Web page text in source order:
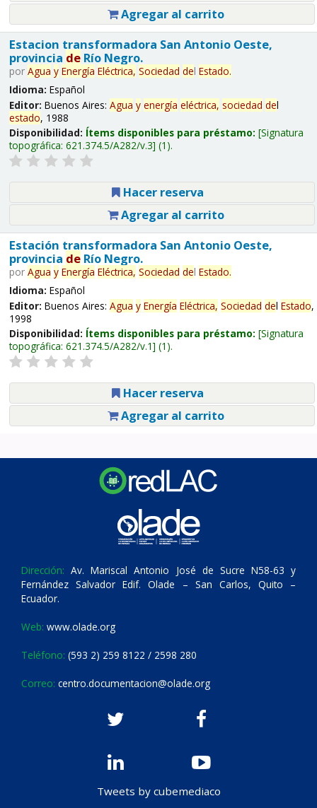
Agregar al carrito
Estacion transformadora San Antonio Oeste,
provincia deRío Negro.
por Agua y Energía Eléctrica, Sociedad del Estado.
Idioma: Español
Editor: Buenos Aires: Agua y energía eléctrica, sociedad del
estado, 1988
Disponibilidad: Ítems disponibles para préstamo: Signatura
topográfica: 621.374.5/A282/v.3 (1).
Hacer reserva
Agregar al carrito
Estación transformadora San Antonio Oeste,
provincia deRío Negro.
por Agua y Energía Eléctrica, Sociedad del Estado.
Idioma: Español
Editor: Buenos Aires: Agua y Energía Eléctrica, Sociedad del Estado,
1998
Disponibilidad: Ítems disponibles para préstamo: Signatura
topográfica: 621.374.5/A282/v.1 (1).
Hacer reserva
Agregar al carrito
Dirección: Av. Mariscal Antonio José de Sucre N58-63 y
Fernández Salvador Edif. Olade – San Carlos, Quito –
Ecuador.
Web: www.olade.org
Teléfono: (593 2) 259 8122 / 2598 280
Correo: centro.documentacion@olade.org
Tweets by cubemediaco